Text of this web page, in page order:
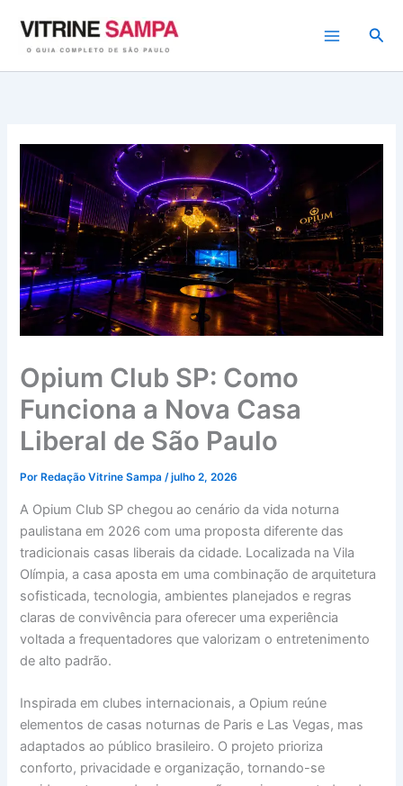
para
conteúdo
Opium Club SP: Como
Funciona a Nova Casa
Liberal de São Paulo
Por Redação Vitrine Sampa/julho 2, 2026
A Opium Club SP chegou ao cenário da vida noturna
paulistana em 2026 com uma proposta diferente das
tradicionais casas liberais da cidade. Localizada na Vila
Olímpia, a casa aposta em uma combinação de arquitetura
sofisticada, tecnologia, ambientes planejados e regras
claras de convivência para oferecer uma experiência
voltada a frequentadores que valorizam o entretenimento
de alto padrão.
Inspirada em clubes internacionais, a Opium reúne
elementos de casas noturnas de Paris e Las Vegas, mas
adaptados ao público brasileiro. O projeto prioriza
conforto, privacidade e organização, tornando-se